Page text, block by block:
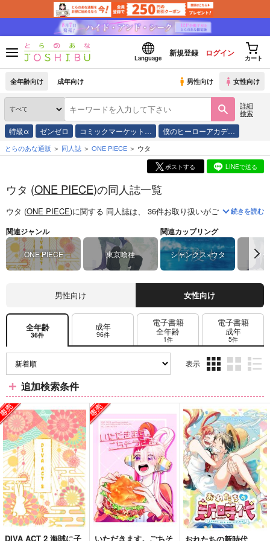
Language
新規登録 ログイン
カート
全年齢向け 成年向け 男性向け 女性向け
詳細
検索
特級α ゼンゼロ コミックマーケット… 僕のヒーローアカデ…
とらのあな通販 同人誌 ONE PIECE ウタ
ポストする LINEで送る
ウタ (ONE PIECE)の同人誌一覧
ウタ (ONE PIECE)に関する 同人誌は、 36件お取り扱いがございます。「
続きを読む
関連ジャンル
ONE PIECE 東京喰種
関連カップリング
シャンクス×ウタ ウ
男性向け 女性向け
全年齢
36件
成年
96件
電子書籍
全年齢
1件
電子書籍
成年
5件
表示
ム
表
示
ム
表
示
ム
表
示
追加検索条件
DIVA ACT 2 海賊に子 いただきます。ごちそ